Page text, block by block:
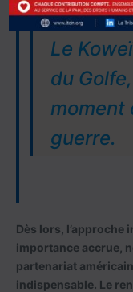
Le
du
moment
guerre.
Dès lors, l’approche
importance accrue,
partenariat
indispensable. Le